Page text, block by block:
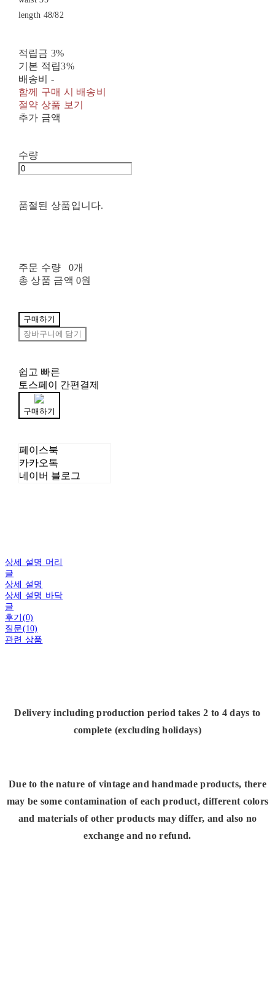
length 48/82
적립금 3%
기본 적립3%
배송비 -
함께 구매 시 배송비
절약 상품 보기
추가 금액
수량
품절된 상품입니다.
주문 수량
0개
총 상품 금액 0원
구매하기
장바구니에 담기
쉽고 빠른
토스페이 간편결제
구매하기
페이스북
카카오톡
네이버 블로그
상세 설명 머리
글
상세 설명
상세 설명 바닥
글
후기(0)
질문(10)
관련 상품
Delivery including production period takes 2 to 4 days to
complete (excluding holidays)
Due to the nature of vintage and handmade products, there
may be some contamination of each product, different colors
and materials of other products may differ, and also no
exchange and no refund.